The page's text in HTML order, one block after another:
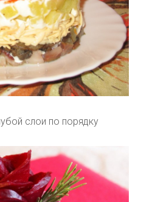
слои по порядку